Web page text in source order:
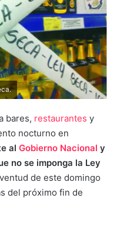
bares, restaurantes y
nocturno en
al Gobierno Nacional y
no se imponga la Ley
de este domingo
del próximo fin de